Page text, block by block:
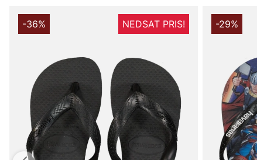
-36% NEDSAT PRIS! -29%